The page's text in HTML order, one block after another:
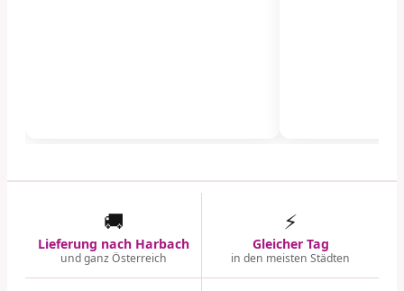
🚚
Lieferung nach Harbach
und ganz Österreich
⚡
Gleicher Tag
in den meisten Städten